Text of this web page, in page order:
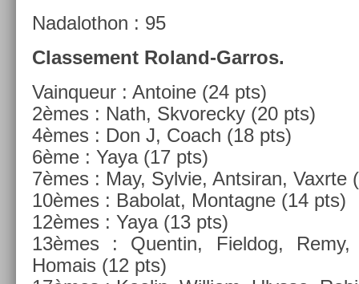
Nadalot­hon : 95
Clas­se­ment Roland-Garros.
Vain­queur : An­toine (24 pts)
2èmes : Nath, Skvorec­ky (20 pts)
4èmes : Don J, Coach (18 pts)
6ème : Yaya (17 pts)
7èmes : May, Syl­vie, An­tsiran, Vaxrte
10èmes : Babolat, Mon­tagne (14 pts)
12èmes : Yaya (13 pts)
13èmes : Quen­tin, Fiel­dog, Remy,
Homais (12 pts)